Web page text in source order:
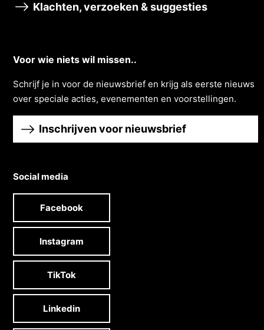
Klachten, verzoeken & suggesties
Voor wie niets wil missen..
Schrĳf je in voor de nieuwsbrief en krĳg als eerste nieuws
over speciale acties, evenementen en voorstellingen.
Inschrijven voor nieuwsbrief
Social media
Facebook
Instagram
TikTok
Linkedin